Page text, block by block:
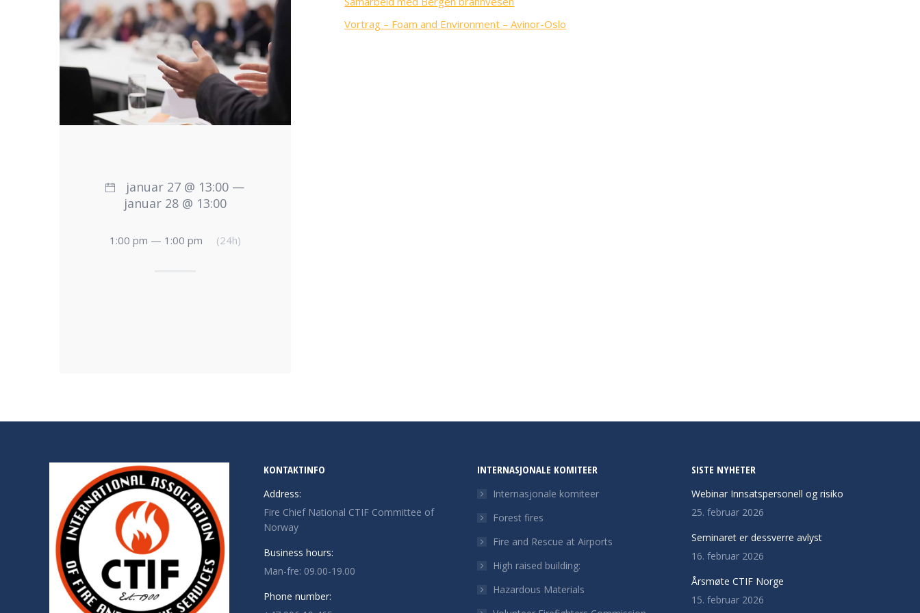
Vortrag – Foam and Environment – Avinor-Oslo
januar 27 @ 13:00 —
januar 28 @ 13:00
1:00 pm — 1:00 pm (24h)
KONTAKTINFO
Address:
Fire Chief National CTIF Committee of
Norway
Business hours:
Man-fre: 09.00-19.00
Phone number:
INTERNASJONALE KOMITEER
Internasjonale komiteer
Forest fires
Fire and Rescue at Airports
High raised building:
Hazardous Materials
SISTE NYHETER
Webinar Innsatspersonell og risiko
25. februar 2026
Seminaret er dessverre avlyst
16. februar 2026
Årsmøte CTIF Norge
15. februar 2026